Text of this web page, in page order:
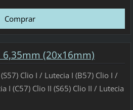
(20x16mm)
Clio I / Lutecia I (B57) Clio I /
I (C57) Clio II (S65) Clio II / Lutecia